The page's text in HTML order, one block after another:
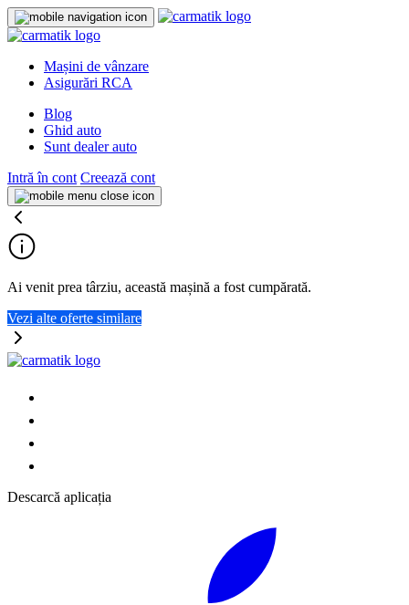
Mașini de vânzare
Asigurări RCA
Blog
Ghid auto
Sunt dealer auto
Intră în cont Creează cont
Ai venit prea târziu, această mașină a fost cumpărată.
Vezi alte oferte similare
Descarcă aplicația